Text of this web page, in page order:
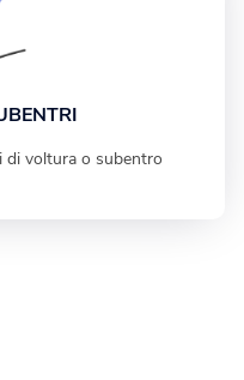
di voltura o subentro